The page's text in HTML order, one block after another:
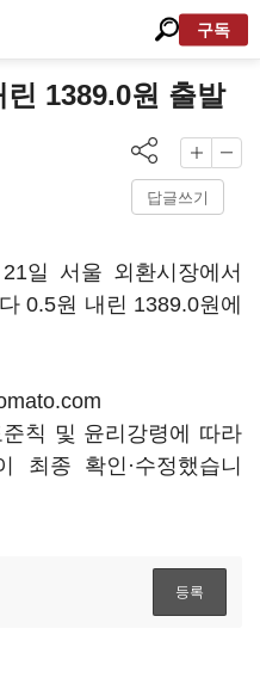
구독
1389.0원 출발
답글쓰기
일 서울 외환시장에서
0.5원 내린 1389.0원에
칙 및 윤리강령에 따라
최종 확인·수정했습니